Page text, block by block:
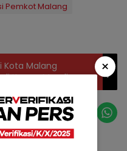
Pemkot Malang
Kota Malang
Kamar Mandi
×